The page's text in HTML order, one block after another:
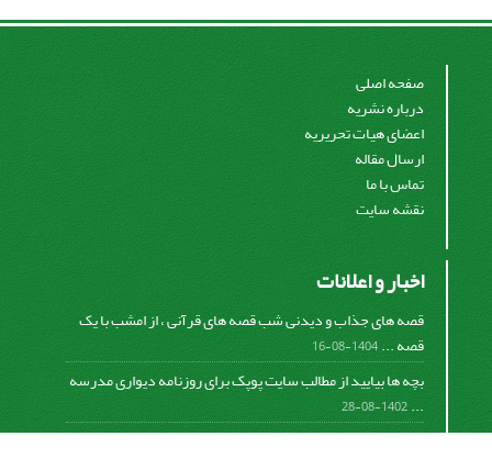
صفحه اصلی
درباره نشریه
اعضای هیات تحریریه
ارسال مقاله
تماس با ما
نقشه سایت
اخبار و اعلانات
قصه های جذاب و دیدنی شب قصه های قرآنی ، از امشب با یک
قصه ...1404-08-16
بچه ها بیایید از مطالب سایت پوپک برای روزنامه دیواری مدرسه
...
1402-08-28